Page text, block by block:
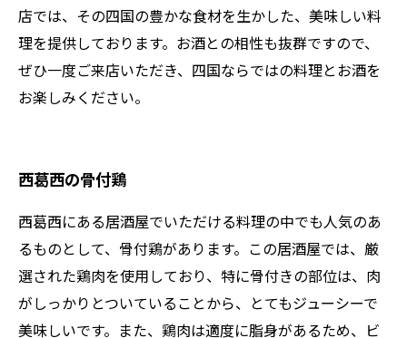
店では、その四国の豊かな食材を生かした、美味しい料
理を提供しております。お酒との相性も抜群ですので、
ぜひ一度ご来店いただき、四国ならではの料理とお酒を
お楽しみください。
西葛西の骨付鶏
西葛西にある居酒屋でいただける料理の中でも人気のあ
るものとして、骨付鶏があります。この居酒屋では、厳
選された鶏肉を使用しており、特に骨付きの部位は、肉
がしっかりとついていることから、とてもジューシーで
美味しいです。また、鶏肉は適度に脂身があるため、ビ